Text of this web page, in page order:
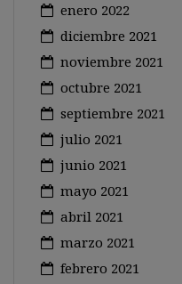
enero 2022
diciembre 2021
noviembre 2021
octubre 2021
septiembre 2021
julio 2021
junio 2021
mayo 2021
abril 2021
marzo 2021
febrero 2021